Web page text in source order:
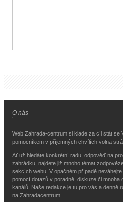
O nás
Web Zahrada-centrum si klade za cíl stát se
pomocníkem v příjemných chvílích volna
Ať už hledáte konkrétní radu, odpověď na
zahrádku, najdete již mnoho témat
sekcích webu. V opačném případě
pomocí dotazů v poradně, diskuze či
kanálů. Naše redakce je tu pro vás a denně
na Zahradacentrum.